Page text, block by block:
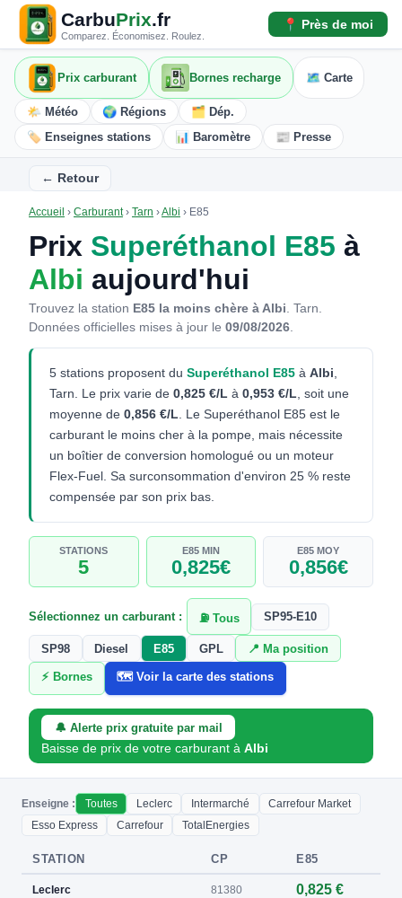
CarbuPrix.fr
Comparez. Économisez. Roulez.
📍 Près de moi
Prix carburant Bornes recharge 🗺️ Carte
🌤️ Météo 🌍 Régions
🗂️ Dép.
🏷️ Enseignes stations
📊 Baromètre 📰 Presse
← Retour
Accueil › Carburant› Tarn ›Albi › E85
Prix Superéthanol E85 à
Albi aujourd'hui
Trouvez la station E85 la moins chère à Albi. Tarn.
Données officielles mises à jour le 09/08/2026.
5 stations proposent du Superéthanol E85 à Albi,
Tarn. Le prix varie de 0,825 €/L à 0,953 €/L, soit une
moyenne de 0,856 €/L. Le Superéthanol E85 est le
carburant le moins cher à la pompe, mais nécessite
un boîtier de conversion homologué ou un moteur
Flex-Fuel. Sa surconsommation d'environ 25 % reste
compensée par son prix bas.
STATIONS
5
E85 MIN
0,825€
E85 MOY
0,856€
Sélectionnez un carburant : ⛽ Tous SP95-E10
SP98 Diesel E85 GPL 📍 Ma position
⚡ Bornes 🗺️ Voir la carte des stations
🔔 Alerte prix gratuite par mail
Baisse de prix de votre carburant àAlbi
Enseigne : Toutes Leclerc Intermarché
Carrefour Market
Esso Express
Carrefour TotalEnergies
STATION CP E85
Leclerc 81380 0,825 €